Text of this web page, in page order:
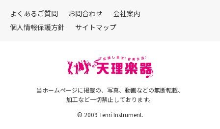
よくあるご質問 お問合わせ
会社案内
個人情報保護方針
サイトマップ
当ホームページに掲載の、写真、動画などの無断転載、
加工など一切禁止しております。
© 2009 Tenri Instrument.